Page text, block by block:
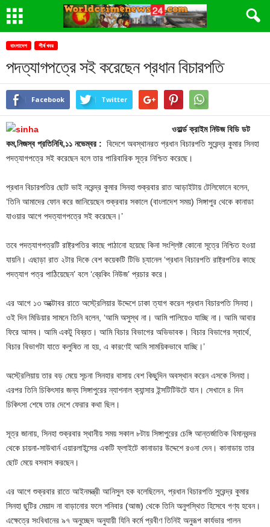
বাংলাদেশ শীর্ষ খবর
পদত্যাগপত্রে সই করেছেন প্রধান বিচারপতি
Facebook Twitter
ওয়ার্ল্ড ক্রাইম নিউজ বিডি ডট
কম,নিজস্ব প্রতিনিধি,১১ নভেম্বর : বিদেশে অবস্থানরত প্রধান বিচারপতি সুরেন্দ্র কুমার সিনহা
পদত্যাগপত্রে সই করেছেন বলে তার পারিবারিক সূত্র নিশ্চিত করেছে।
প্রধান বিচারপতির ছোট ভাই নরেন্দ্র কুমার সিনহা শুক্রবার রাত আড়াইটায় টেলিফোনে বলেন,
‘তিনি আমাদের ফোন করে জানিয়েছেন শুক্রবার সকালে (বাংলাদেশ সময়) সিঙ্গাপুর থেকে কানাডা
যাওয়ার আগে পদত্যাগপত্রে সই করেছেন।’
তবে পদত্যাগপত্রটি রাষ্ট্রপতির কাছে পাঠানো হয়েছে কিনা সংশ্লিষ্ট কোনো সূত্রে নিশ্চিত হওয়া
যায়নি। এছাড়া রাত ২টার দিকে বেশ কয়েকটি টিভি চ্যানেল ‘প্রধান বিচারপতি রাষ্ট্রপতির কাছে
পদত্যাগ পত্র পাঠিয়েছেন’ বলে ‘ব্রেকিং নিউজ’ প্রচার করে।
এর আগে ১৩ অক্টোবর রাতে অস্ট্রেলিয়ার উদ্দেশে ঢাকা ত্যাগ করেন প্রধান বিচারপতি সিনহা।
ওই দিন মিডিয়ার সামনে তিনি বলেন, ‘আমি অসুস্থ না। আমি পালিয়েও যাচ্ছি না। আমি আবার
ফিরে আসব। আমি একটু বিব্রত। আমি বিচার বিভাগের অভিভাবক। বিচার বিভাগের স্বার্থে,
বিচার বিভাগটা যাতে কলুষিত না হয়, এ কারণেই আমি সাময়িকভাবে যাচ্ছি।’
অস্ট্রেলিয়ায় তার বড় মেয়ে সূচনা সিনহার বাসায় বেশ কিছুদিন অবস্থান করেন এসকে সিনহা।
এরপর তিনি চিকিৎসার জন্য সিঙ্গাপুরের ন্যাশনাল ক্যান্সার ইন্সটিটিউটে যান। সেখানে ৪ দিন
চিকিৎসা শেষে তার দেশে ফেরার কথা ছিল।
সূত্র জানায়, সিনহা শুক্রবার স্থানীয় সময় সকাল ৮টায় সিঙ্গাপুরের চেঙ্গি আন্তর্জাতিক বিমানবন্দর
থেকে চায়না-সাউথার্ন এয়ারলাইন্সের একটি ফ্লাইটে কানাডার উদ্দেশে রওনা দেন। কানাডায় তার
ছোট মেয়ে বসবাস করছেন।
এর আগে শুক্রবার রাতে আইনমন্ত্রী আনিসুল হক বলেছিলেন, প্রধান বিচারপতি সুরেন্দ্র কুমার
সিনহা ছুটির মেয়াদ না বাড়ানোর ফলে শনিবার (আজ) থেকে তিনি অনুপস্থিত হিসেবে গণ্য হবেন।
এক্ষেত্রে সংবিধানের ৯৭ অনুচ্ছেদ অনুযায়ী যিনি কর্মে প্রবীণ তিনিই অনুরূপ কার্যভার পালন